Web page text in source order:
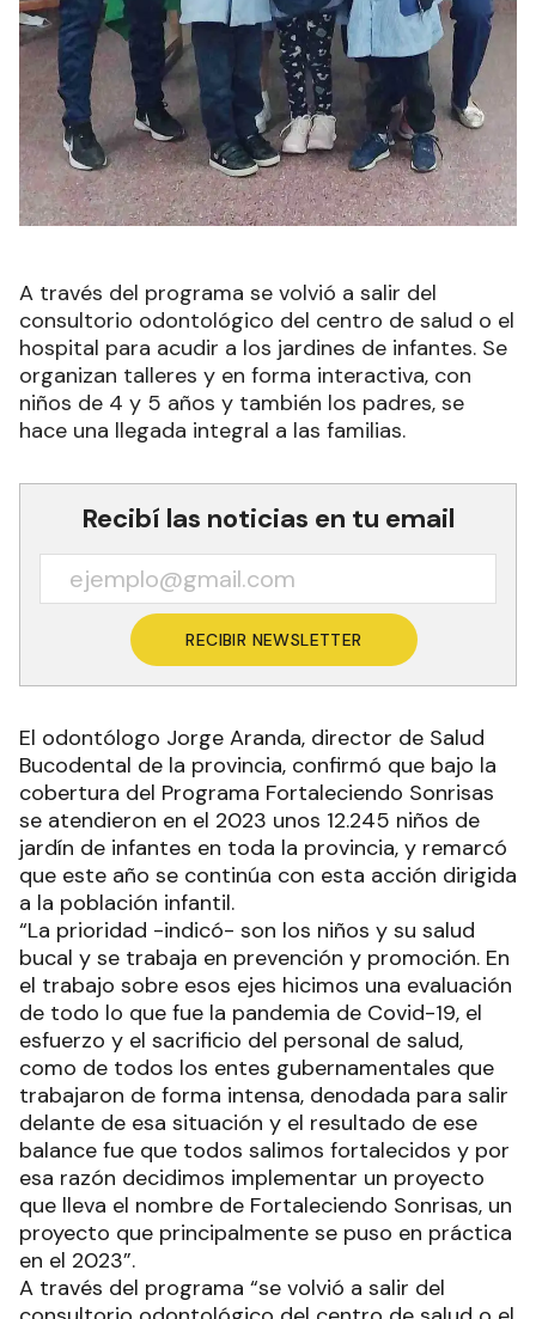
A través del programa se volvió a salir del
consultorio odontológico del centro de salud o el
hospital para acudir a los jardines de infantes. Se
organizan talleres y en forma interactiva, con
niños de 4 y 5 años y también los padres, se
hace una llegada integral a las familias.
Recibí las noticias en tu email
RECIBIR NEWSLETTER
El odontólogo Jorge Aranda, director de Salud
Bucodental de la provincia, confirmó que bajo la
cobertura del Programa Fortaleciendo Sonrisas
se atendieron en el 2023 unos 12.245 niños de
jardín de infantes en toda la provincia, y remarcó
que este año se continúa con esta acción dirigida
a la población infantil.
“La prioridad -indicó- son los niños y su salud
bucal y se trabaja en prevención y promoción. En
el trabajo sobre esos ejes hicimos una evaluación
de todo lo que fue la pandemia de Covid-19, el
esfuerzo y el sacrificio del personal de salud,
como de todos los entes gubernamentales que
trabajaron de forma intensa, denodada para salir
delante de esa situación y el resultado de ese
balance fue que todos salimos fortalecidos y por
esa razón decidimos implementar un proyecto
que lleva el nombre de Fortaleciendo Sonrisas, un
proyecto que principalmente se puso en práctica
en el 2023”.
A través del programa “se volvió a salir del